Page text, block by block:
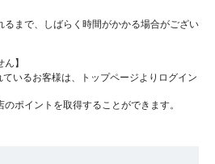
るまで、しばらく時間がかかる場合がござい
】
いるお客様は、トップページよりログイン
ポイントを取得することができます。